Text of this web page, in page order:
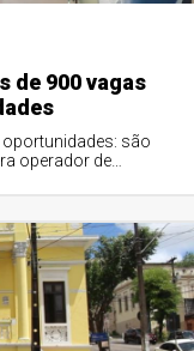
de 900 vagas
são
operador de